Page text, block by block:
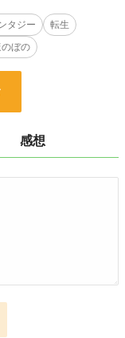
突然の目眩に気を失って
に転生していた──！？
する──！
タジー
転生
ぼの
感想